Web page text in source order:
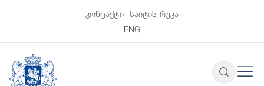
კონტაქტი
საიტის რუკა
ENG